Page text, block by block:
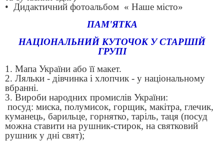
• Дидактичний фотоальбом « Наше місто»
ПАМ'ЯТКА
НАЦІОНАЛЬНИЙ КУТОЧОК У СТАРШІЙ
ГРУПІ
1. Мапа України або її макет.
2. Ляльки - дівчинка і хлопчик - у національному
вбранні.
3. Вироби народних промислів України:
посуд: миска, полумисок, горщик, макітра, глечик,
куманець, барильце, горнятко, таріль, таця (посуд
можна ставити на рушник-стирок, на святковий
рушник у дні свят);